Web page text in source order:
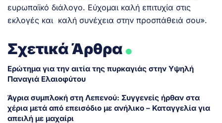
ευρωπαϊκό διάλογο. Εύχομαι καλή επιτυχία στις
εκλογές και καλή συνέχεια στην προσπάθειά σου».
Σχετικά Άρθρα.
Ερώτημα για την αιτία της πυρκαγιάς στην Υψηλή
Παναγιά Ελαιοφύτου
Άγρια συμπλοκή στη Λεπενού: Συγγενείς ήρθαν στα
χέρια μετά από επεισόδιο με ανήλικο – Καταγγελία για
απειλή με μαχαίρι